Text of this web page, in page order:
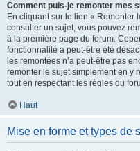
Comment puis-je remonter mes
En cliquant sur le lien « Remonter
consulter un sujet, vous pouvez
à la première page du forum.
fonctionnalité a peut-être été
les remontées n’a peut-être pas
remonter le sujet simplement en y
tout en respectant les règles du
Haut
Mise en forme et types de